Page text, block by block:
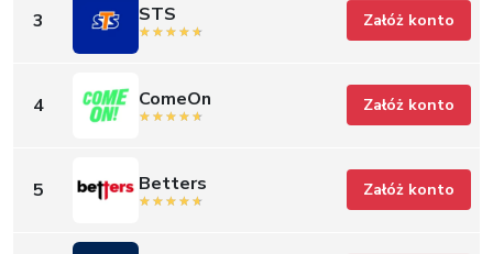
3 STS Załóż konto
4 ComeOn Załóż konto
5 Betters Załóż konto